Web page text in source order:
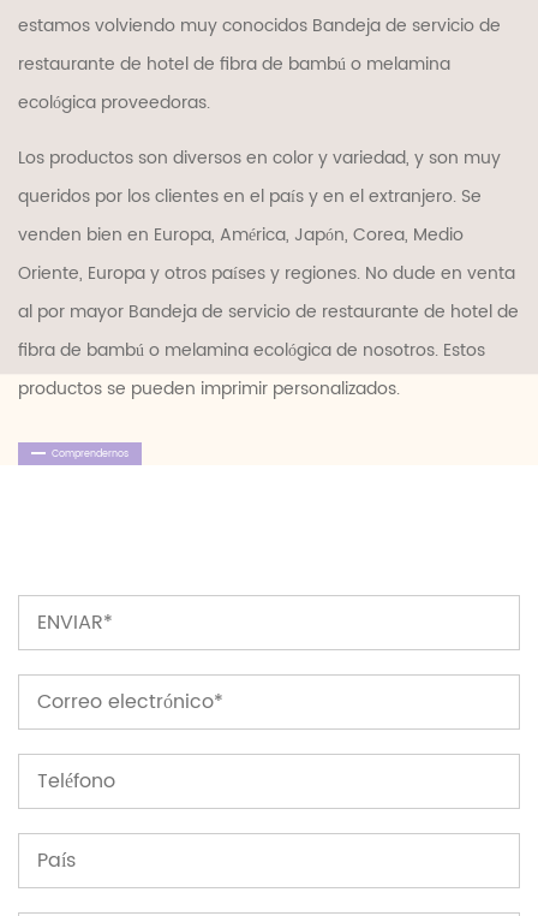
estamos volviendo muy conocidos Bandeja de servicio de
restaurante de hotel de fibra de bambú o melamina
ecológica proveedoras.
Los productos son diversos en color y variedad, y son muy
queridos por los clientes en el país y en el extranjero. Se
venden bien en Europa, América, Japón, Corea, Medio
Oriente, Europa y otros países y regiones. No dude en venta
al por mayor Bandeja de servicio de restaurante de hotel de
fibra de bambú o melamina ecológicade nosotros. Estos
productos se pueden imprimir personalizados.
Comprendernos